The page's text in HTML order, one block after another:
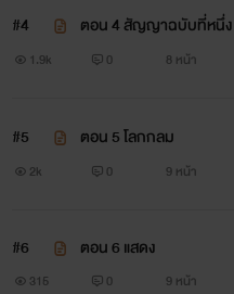
#4 ตอน 4 สัญญาฉบับที่หนึ่ง
1.9k 0 8 หน้า
#5 ตอน 5 โลกกลม
2k 0 9 หน้า
#6 ตอน 6 แสดง
315 0 9 หน้า